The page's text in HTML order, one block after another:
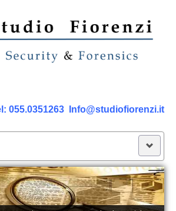
055.0351263 Info@studiofiorenzi.it